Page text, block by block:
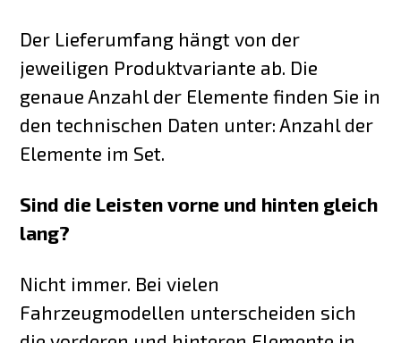
Der Lieferumfang hängt von der
jeweiligen Produktvariante ab. Die
genaue Anzahl der Elemente finden Sie in
den technischen Daten unter: Anzahl der
Elemente im Set.
Sind die Leisten vorne und hinten gleich
lang?
Nicht immer. Bei vielen
Fahrzeugmodellen unterscheiden sich